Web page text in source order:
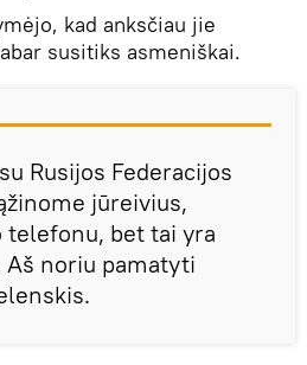
kad anksčiau jie
susitiks asmeniškai.
Rusijos Federacijos
jūreivius,
telefonu, bet tai yra
noriu pamatyti